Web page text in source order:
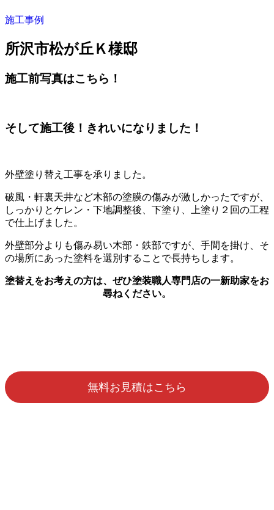
施工事例
所沢市松が丘Ｋ様邸
施工前写真はこちら！
そして施工後！きれいになりました！
外壁塗り替え工事を承りました。
破風・軒裏天井など木部の塗膜の傷みが激しかったですが、
しっかりとケレン・下地調整後、下塗り、上塗り２回の工程
で仕上げました。
外壁部分よりも傷み易い木部・鉄部ですが、手間を掛け、そ
の場所にあった塗料を選別することで長持ちします。
塗替えをお考えの方は、ぜひ塗装職人専門店の一新助家をお
尋ねください。
無料お見積はこちら